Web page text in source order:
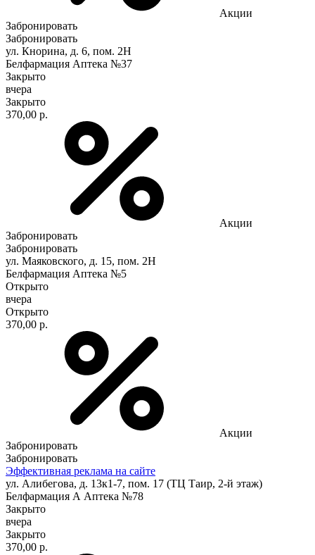
Акции
Забронировать
Забронировать
ул. Кнорина, д. 6, пом. 2Н
Белфармация Аптека №37
Закрыто
вчера
Закрыто
370,00 р.
Акции
Забронировать
Забронировать
ул. Маяковского, д. 15, пом. 2Н
Белфармация Аптека №5
Открыто
вчера
Открыто
370,00 р.
Акции
Забронировать
Забронировать
Эффективная реклама на сайте
ул. Алибегова, д. 13к1-7, пом. 17 (ТЦ Таир, 2-й этаж)
Белфармация А Аптека №78
Закрыто
вчера
Закрыто
370,00 р.